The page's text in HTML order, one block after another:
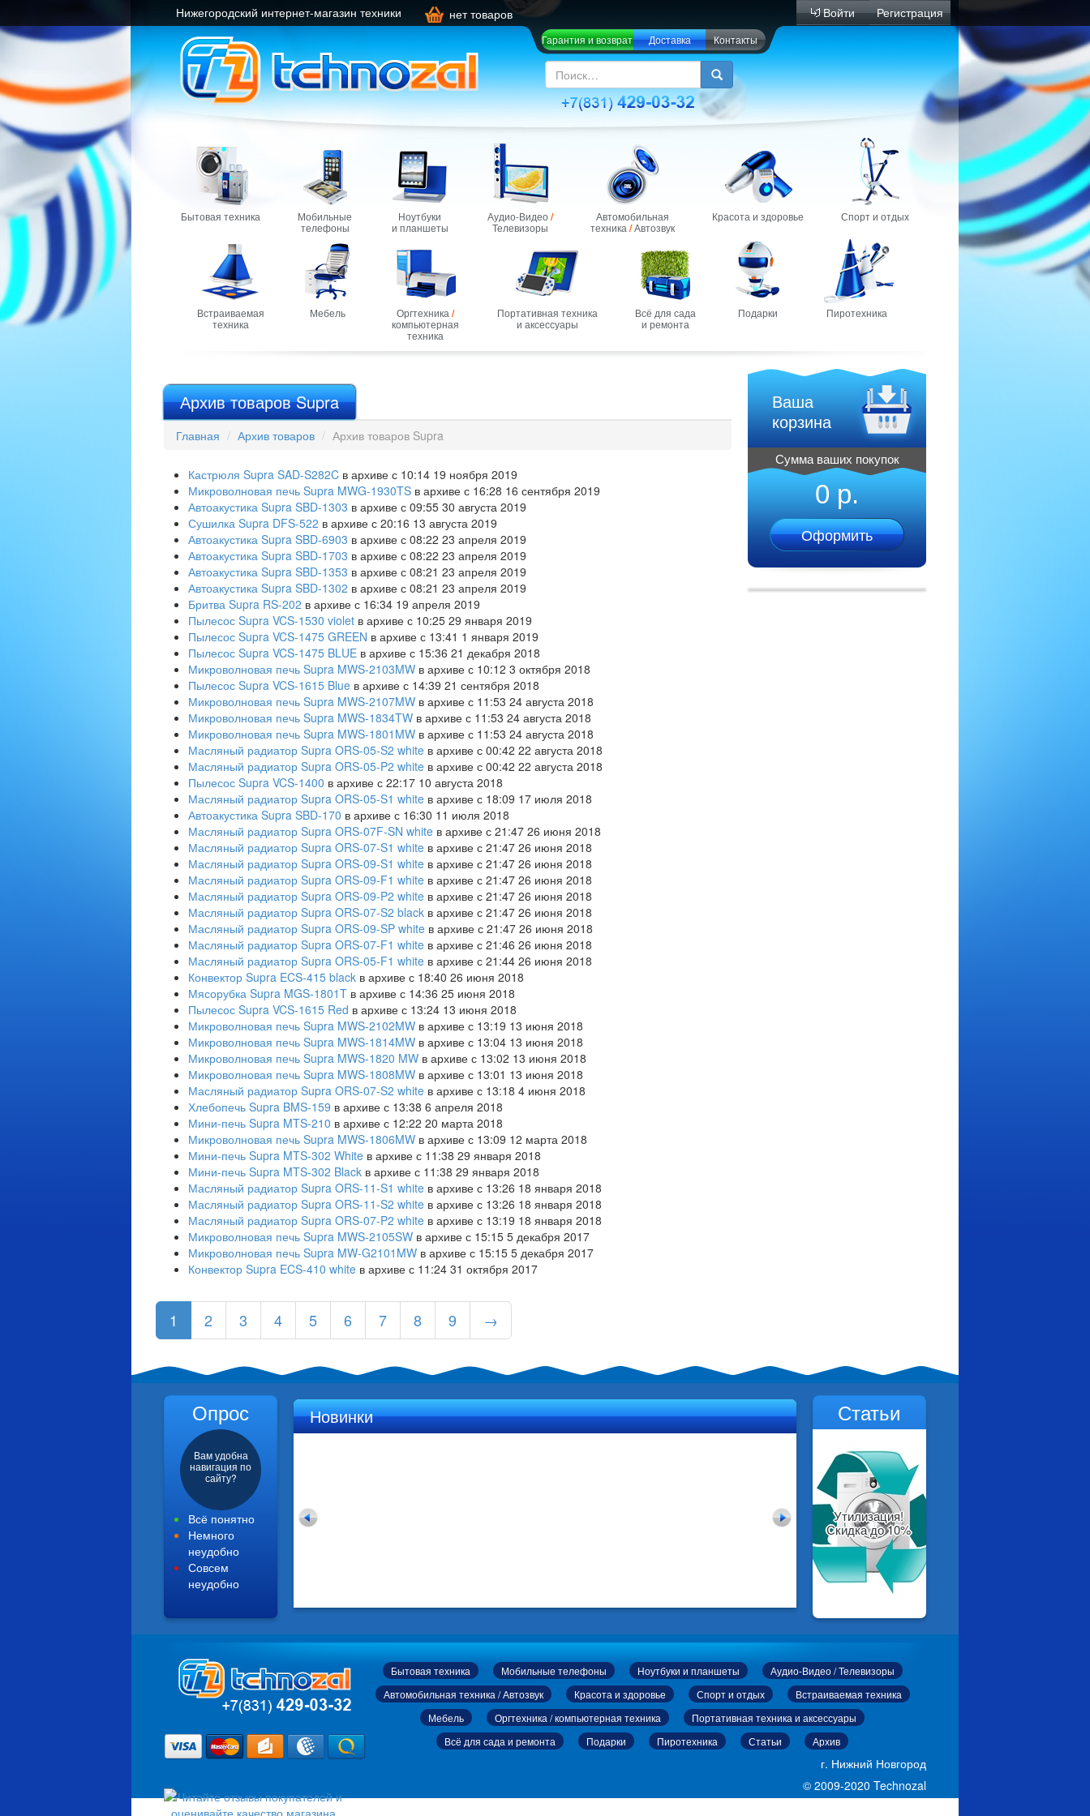
Нижегородский интернет-магазин техники нет товаров
Гарантия и возврат Доставка Контакты
Войти Регистрация
Бытовая техника
Мобильные
телефоны
Ноутбуки
и планшеты
Аудио-Видео/
Телевизоры
Автомобильная
техника /Автозвук
Красота и здоровье Спорт и отдых
Встраиваемая
техника
Мебель Оргтехника /
компьютерная
техника
Портативная техника
и аксессуары
Всё для сада
и ремонта
Подарки Пиротехника
Архив товаров Supra
Главная Архив товаров Архив товаров Supra
Кастрюля Supra SAD-S282C в архиве с 10:14 19 ноября 2019
Микроволновая печь Supra MWG-1930TS в архиве с 16:28 16 сентября 2019
Автоакустика Supra SBD-1303 в архиве с 09:55 30 августа 2019
Сушилка Supra DFS-522 в архиве с 20:16 13 августа 2019
Автоакустика Supra SBD-6903 в архиве с 08:22 23 апреля 2019
Автоакустика Supra SBD-1703 в архиве с 08:22 23 апреля 2019
Автоакустика Supra SBD-1353 в архиве с 08:21 23 апреля 2019
Автоакустика Supra SBD-1302 в архиве с 08:21 23 апреля 2019
Бритва Supra RS-202 в архиве с 16:34 19 апреля 2019
Пылесос Supra VCS-1530 violet в архиве с 10:25 29 января 2019
Пылесос Supra VCS-1475 GREEN в архиве с 13:41 1 января 2019
Пылесос Supra VCS-1475 BLUE в архиве с 15:36 21 декабря 2018
Микроволновая печь Supra MWS-2103MW в архиве с 10:12 3 октября 2018
Пылесос Supra VCS-1615 Blue в архиве с 14:39 21 сентября 2018
Микроволновая печь Supra MWS-2107MW в архиве с 11:53 24 августа 2018
Микроволновая печь Supra MWS-1834TW в архиве с 11:53 24 августа 2018
Микроволновая печь Supra MWS-1801MW в архиве с 11:53 24 августа 2018
Масляный радиатор Supra ORS-05-S2 white в архиве с 00:42 22 августа 2018
Масляный радиатор Supra ORS-05-P2 white в архиве с 00:42 22 августа 2018
Пылесос Supra VCS-1400 в архиве с 22:17 10 августа 2018
Масляный радиатор Supra ORS-05-S1 white в архиве с 18:09 17 июля 2018
Автоакустика Supra SBD-170 в архиве с 16:30 11 июля 2018
Масляный радиатор Supra ORS-07F-SN white в архиве с 21:47 26 июня 2018
Масляный радиатор Supra ORS-07-S1 white в архиве с 21:47 26 июня 2018
Масляный радиатор Supra ORS-09-S1 white в архиве с 21:47 26 июня 2018
Масляный радиатор Supra ORS-09-F1 white в архиве с 21:47 26 июня 2018
Масляный радиатор Supra ORS-09-P2 white в архиве с 21:47 26 июня 2018
Масляный радиатор Supra ORS-07-S2 black в архиве с 21:47 26 июня 2018
Масляный радиатор Supra ORS-09-SP white в архиве с 21:47 26 июня 2018
Масляный радиатор Supra ORS-07-F1 white в архиве с 21:46 26 июня 2018
Масляный радиатор Supra ORS-05-F1 white в архиве с 21:44 26 июня 2018
Конвектор Supra ECS-415 black в архиве с 18:40 26 июня 2018
Мясорубка Supra MGS-1801T в архиве с 14:36 25 июня 2018
Пылесос Supra VCS-1615 Red в архиве с 13:24 13 июня 2018
Микроволновая печь Supra MWS-2102MW в архиве с 13:19 13 июня 2018
Микроволновая печь Supra MWS-1814MW в архиве с 13:04 13 июня 2018
Микроволновая печь Supra MWS-1820 MW в архиве с 13:02 13 июня 2018
Микроволновая печь Supra MWS-1808MW в архиве с 13:01 13 июня 2018
Масляный радиатор Supra ORS-07-S2 white в архиве с 13:18 4 июня 2018
Хлебопечь Supra BMS-159 в архиве с 13:38 6 апреля 2018
Мини-печь Supra MTS-210 в архиве с 12:22 20 марта 2018
Микроволновая печь Supra MWS-1806MW в архиве с 13:09 12 марта 2018
Мини-печь Supra MTS-302 White в архиве с 11:38 29 января 2018
Мини-печь Supra MTS-302 Black в архиве с 11:38 29 января 2018
Масляный радиатор Supra ORS-11-S1 white в архиве с 13:26 18 января 2018
Масляный радиатор Supra ORS-11-S2 white в архиве с 13:26 18 января 2018
Масляный радиатор Supra ORS-07-P2 white в архиве с 13:19 18 января 2018
Микроволновая печь Supra MWS-2105SW в архиве с 15:15 5 декабря 2017
Микроволновая печь Supra MW-G2101MW в архиве с 15:15 5 декабря 2017
Конвектор Supra ECS-410 white в архиве с 11:24 31 октября 2017
1 2 3 4 5 6 7 8 9 →
Ваша
корзина
Сумма ваших покупок
0 р.
Оформить
Опрос
Вам удобна
навигация по
сайту?
Всё понятно
Немного
неудобно
Совсем
неудобно
Новинки Статьи
Утилизация!
Скидка до 10%
Бытовая техника Мобильные телефоны Ноутбуки и планшеты
Аудио-Видео / Телевизоры
Автомобильная техника / Автозвук
Красота и здоровье Спорт и отдых
Встраиваемая техника
Мебель
Оргтехника / компьютерная техника
Портативная техника и аксессуары
Всё для сада и ремонта
Подарки Пиротехника Статьи Архив
г. Нижний Новгород
© 2009-2020 Technozal